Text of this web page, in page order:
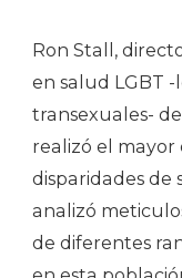
Ron Stall,
en salud LGBT -
transexuales-
realizó el mayor
disparidades de
analizó
de diferentes